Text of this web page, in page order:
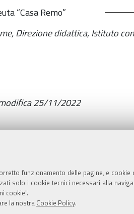
funzionamento delle pagine, e
solo i cookie tecnici necessari alla
cookie".
la nostra Cookie Policy.
“Casa Remo”
Direzione didattica, Istituto
25/11/2022